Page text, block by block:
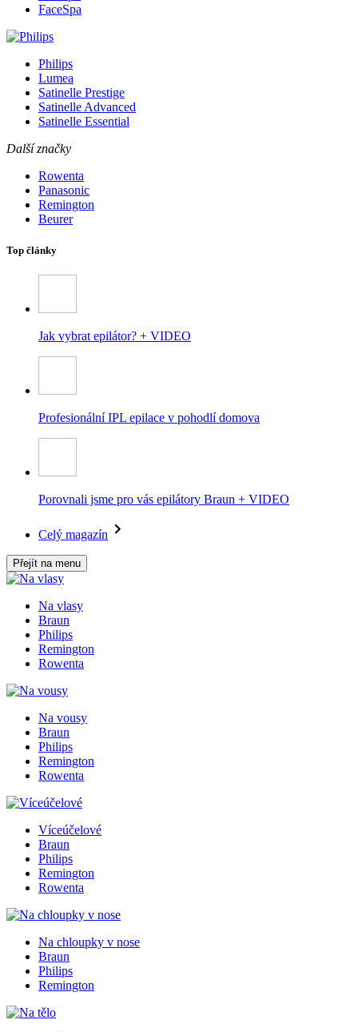
FaceSpa
Philips
Lumea
Satinelle Prestige
Satinelle Advanced
Satinelle Essential
Další značky
Rowenta
Panasonic
Remington
Beurer
Top články
Jak vybrat epilátor? + VIDEO
Profesionální IPL epilace v pohodlí domova
Porovnali jsme pro vás epilátory Braun + VIDEO
Celý magazín
Přejít na menu
Na vlasy
Braun
Philips
Remington
Rowenta
Na vousy
Braun
Philips
Remington
Rowenta
Víceúčelové
Braun
Philips
Remington
Rowenta
Na chloupky v nose
Braun
Philips
Remington